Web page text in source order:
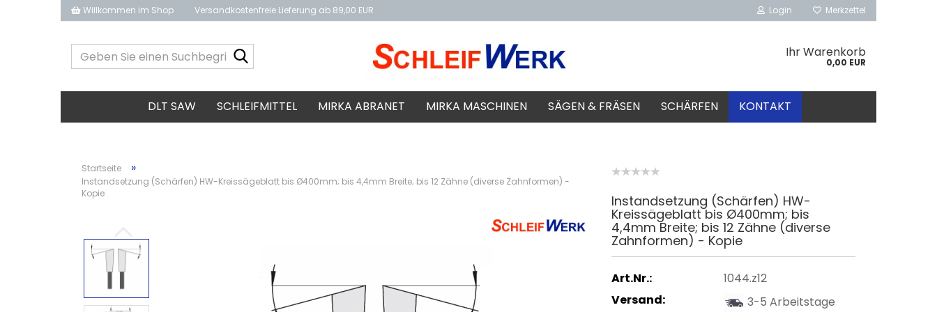
Willkommen im Shop Versandkostenfreie Lieferung ab 89,00 EUR Login Merkzettel
Sie
Suchbegriff
ein...
Ihr Warenkorb
0,00 EUR
DLT SAW SCHLEIFMITTEL MIRKA ABRANET MIRKA MASCHINEN SÄGEN & FRÄSEN SCHÄRFEN KONTAKT
Startseite »
Instandsetzung (Schärfen) HW-Kreissägeblatt bis Ø400mm; bis 4,4mm Breite; bis 12 Zähne (diverse Zahnformen) -
Kopie
Instandsetzung (Schärfen) HW-
Kreissägeblatt bis Ø400mm; bis
4,4mm Breite; bis 12 Zähne (diverse
Zahnformen) - Kopie
Art.Nr.:
1044.z12
Versand:
3-5 Arbeitstage